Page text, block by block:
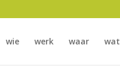
wie werk waar wat